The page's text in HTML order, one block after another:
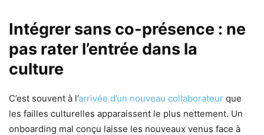
Intégrer sans co-présence : ne
pas rater l’entrée dans la
culture
C’est souvent à l’arrivée d’un nouveau collaborateur que
les failles culturelles apparaissent le plus nettement. Un
onboarding mal conçu laisse les nouveaux venus face à